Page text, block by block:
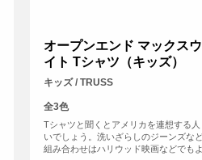
オープンエンド マックス
イト Tシャツ（キッズ）
キッズ / TRUSS
全3色
Tシャツと聞くとアメリカを連想する人
いでしょう。洗いざらしのジーンズな
組み合わせはハリウッド映画などでもよ